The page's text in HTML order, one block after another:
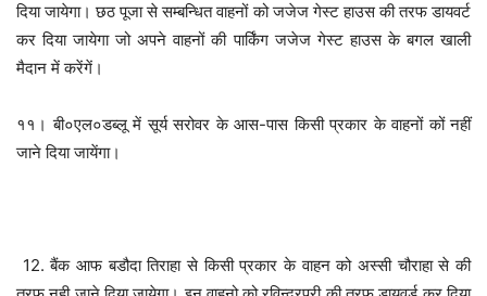
दिया जायेगा। छठ पूजा से सम्बन्धित वाहनों को जजेज गेस्ट हाउस की तरफ डायवर्ट
कर दिया जायेगा जो अपने वाहनों की पार्किंग जजेज गेस्ट हाउस के बगल खाली
मैदान में करेंगें।
११। बी०एल०डब्लू में सूर्य सरोवर के आस-पास किसी प्रकार के वाहनों कों नहीं
जाने दिया जायेंगा।
12. बैंक आफ बडौदा तिराहा से किसी प्रकार के वाहन को अस्सी चौराहा से की